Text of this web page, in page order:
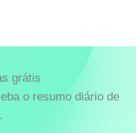
grátis
o resumo diário de